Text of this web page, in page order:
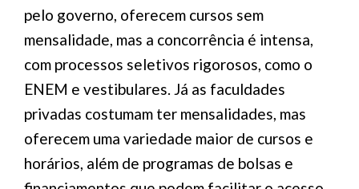
pelo governo, oferecem cursos sem
mensalidade, mas a concorrência é intensa,
com processos seletivos rigorosos, como o
ENEM e vestibulares. Já as faculdades
privadas costumam ter mensalidades, mas
oferecem uma variedade maior de cursos e
horários, além de programas de bolsas e